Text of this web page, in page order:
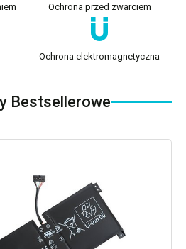
Ochrona przed zwarciem
Ochrona elektromagnetyczna
Bestsellerowe